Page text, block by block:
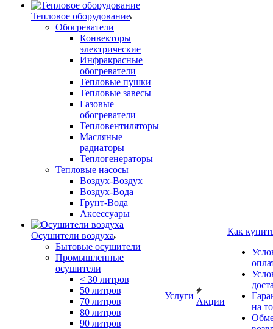
Тепловое оборудование
Обогреватели
Конвекторы
электрические
Инфракрасные
обогреватели
Тепловые пушки
Тепловые завесы
Газовые
обогреватели
Тепловентиляторы
Масляные
радиаторы
Теплогенераторы
Тепловые насосы
Воздух-Воздух
Воздух-Вода
Грунт-Вода
Аксессуары
Осушители воздуха
Бытовые осушители
Промышленные
осушители
< 30 литров
50 литров
70 литров
80 литров
90 литров
Услуги
Акции
Как
на